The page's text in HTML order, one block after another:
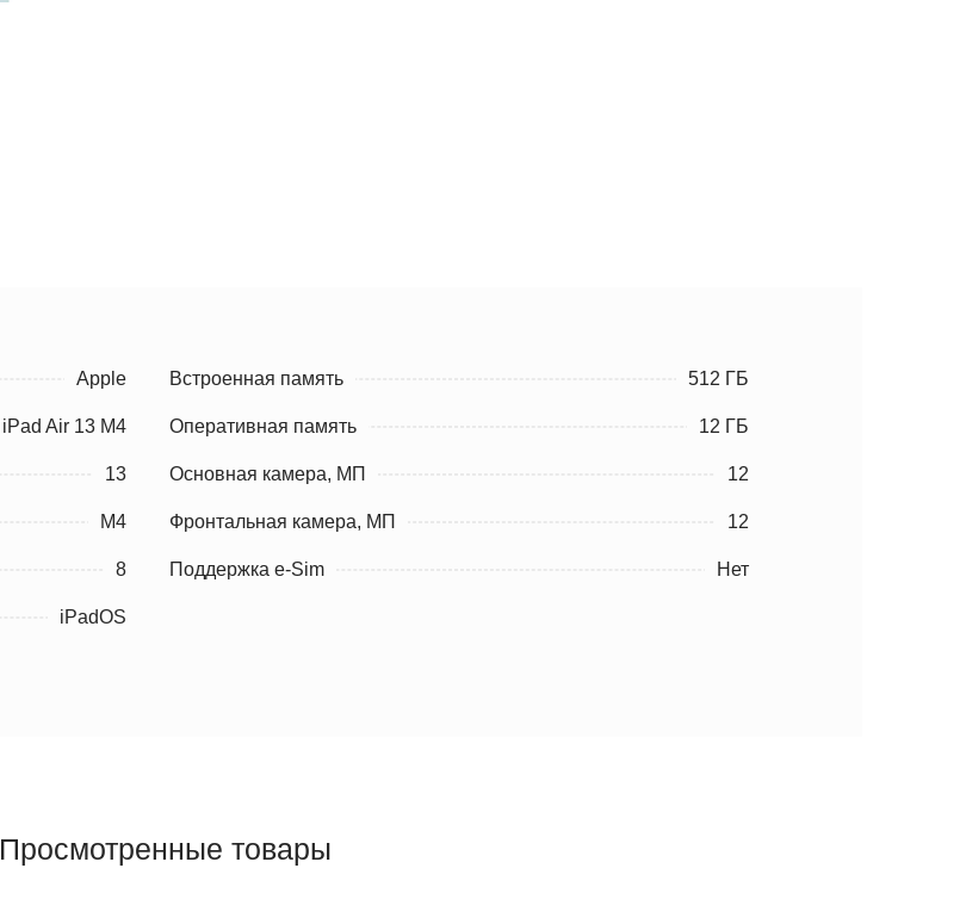
Apple
iPad Air 13 M4
13
M4
8
iPadOS
Встроенная память 512 ГБ
Оперативная память 12 ГБ
Основная камера, МП 12
Фронтальная камера, МП 12
Поддержка e-Sim Нет
Просмотренные товары